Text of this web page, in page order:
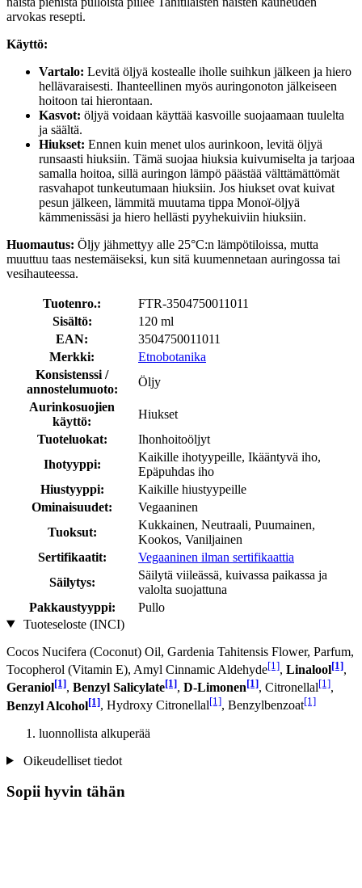
arvokas resepti.
Käyttö:
Vartalo: Levitä öljyä kostealle iholle suihkun jälkeen ja hiero
hellävaraisesti. Ihanteellinen myös auringonoton jälkeiseen
hoitoon tai hierontaan.
Kasvot: öljyä voidaan käyttää kasvoille suojaamaan tuulelta
ja säältä.
Hiukset: Ennen kuin menet ulos aurinkoon, levitä öljyä
runsaasti hiuksiin. Tämä suojaa hiuksia kuivumiselta ja tarjoaa
samalla hoitoa, sillä auringon lämpö päästää välttämättömät
rasvahapot tunkeutumaan hiuksiin. Jos hiukset ovat kuivat
pesun jälkeen, lämmitä muutama tippa Monoï-öljyä
kämmenissäsi ja hiero hellästi pyyhekuiviin hiuksiin.
Huomautus: Öljy jähmettyy alle 25°C:n lämpötiloissa, mutta
muuttuu taas nestemäiseksi, kun sitä kuumennetaan auringossa tai
vesihauteessa.
Tuotenro.:
FTR-3504750011011
Sisältö:
120 ml
EAN:
3504750011011
Merkki:
Etnobotanika
Konsistenssi /
annostelumuoto:
Öljy
Aurinkosuojien
käyttö:
Hiukset
Tuoteluokat:
Ihonhoitoöljyt
Ihotyyppi:
Kaikille ihotyypeille, Ikääntyvä iho,
Epäpuhdas iho
Hiustyyppi:
Kaikille hiustyypeille
Ominaisuudet:
Vegaaninen
Tuoksut:
Kukkainen, Neutraali, Puumainen,
Kookos, Vaniljainen
Sertifikaatit:
Vegaaninen ilman sertifikaattia
Säilytys:
Säilytä viileässä, kuivassa paikassa ja
valolta suojattuna
Pakkaustyyppi:
Pullo
Tuoteseloste (INCI)
Cocos Nucifera (Coconut) Oil, Gardenia Tahitensis Flower, Parfum,
Tocopherol (Vitamin E), Amyl Cinnamic Aldehyde[1], Linalool[1],
Geraniol[1], Benzyl Salicylate[1], D-Limonen[1], Citronellal[1],
Benzyl Alcohol[1], Hydroxy Citronellal[1], Benzylbenzoat[1]
luonnollista alkuperää
Oikeudelliset tiedot
Sopii hyvin tähän